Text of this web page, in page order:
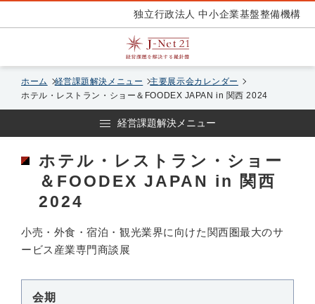
独立行政法人 中小企業基盤整備機構
ホーム 経営課題解決メニュー
主要展示会カレンダー
ホテル・レストラン・ショー＆FOODEX JAPAN in 関西 2024
経営課題解決メニュー
ホテル・レストラン・ショー
＆FOODEX JAPAN in 関西
2024
小売・外食・宿泊・観光業界に向けた関西圏最大のサ
ービス産業専門商談展
会期